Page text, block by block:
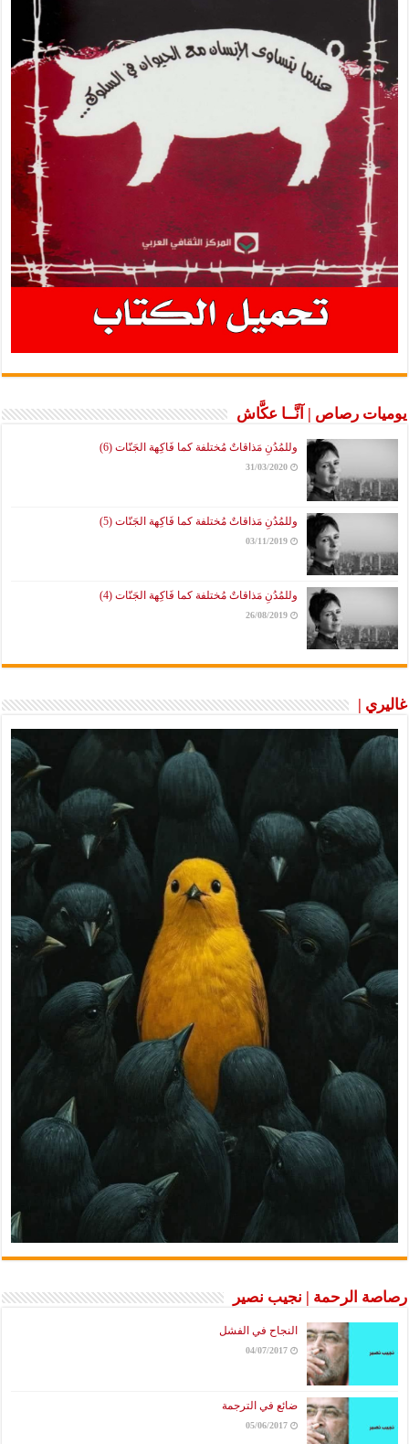
يوميات رصاص | آنَّــا عكَّاش
وللمُدُنِ مَذاقاتٌ مُختلفة كما فَاكِهة الجَنّات (6)
31/03/2020
وللمُدُنِ مَذاقاتٌ مُختلفة كما فَاكِهة الجَنّات (5)
03/11/2019
وللمُدُنِ مَذاقاتٌ مُختلفة كما فَاكِهة الجَنّات (4)
26/08/2019
غاليري |
رصاصة الرحمة | نجيب نصير
النجاح في الفشل
04/07/2017
ضائع في الترجمة
05/06/2017